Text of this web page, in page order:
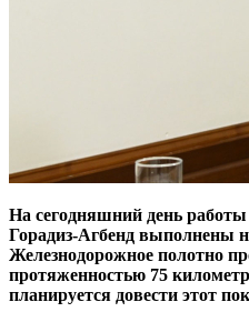
На сегодняшний день
Горадиз-Агбенд выполнены
Железнодорожное полотно
протяженностью 75
планируется довести этот